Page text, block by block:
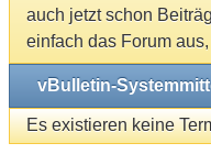
auch jetzt schon
einfach das Forum
vBulletin-
Es existieren keine